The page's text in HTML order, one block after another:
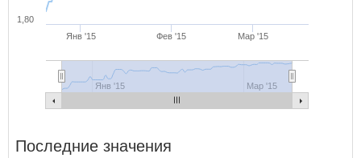
Янв '15 Фев '15 Мар '15
Янв '15 Мар '15
1,80
Последние значения